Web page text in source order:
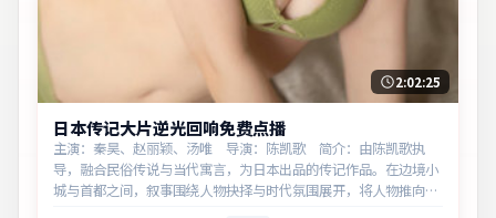
2:02:25
日本传记大片逆光回响免费点播
主演：秦昊、赵丽颖、汤唯 导演：陈凯歌 简介：由陈凯歌执
导，融合民俗传说与当代寓言，为日本出品的传记作品。在边境小
城与首都之间，叙事围绕人物抉择与时代氛围展开，将人物推向道